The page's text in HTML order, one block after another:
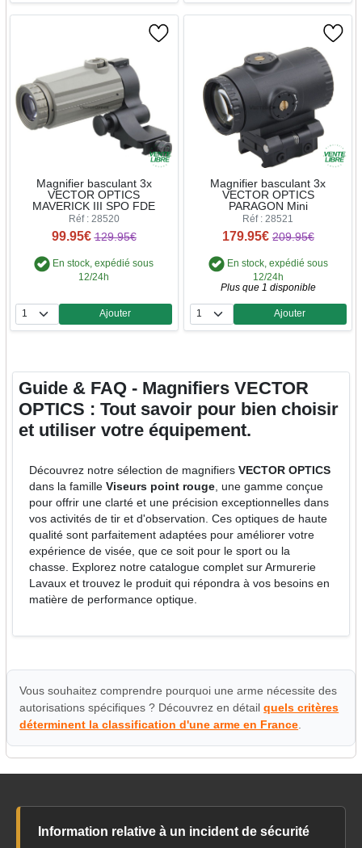
Magnifier basculant 3x
VECTOR OPTICS
MAVERICK III SPO FDE
Réf : 28520
99.95€ 129.95€
En stock, expédié sous
12/24h
Quantité
Ajouter
Magnifier basculant 3x
VECTOR OPTICS
PARAGON Mini
Réf : 28521
179.95€ 209.95€
En stock, expédié sous
12/24h
Plus que 1 disponible
Quantité
Ajouter
Guide & FAQ - Magnifiers VECTOR
OPTICS : Tout savoir pour bien choisir
et utiliser votre équipement.
Découvrez notre sélection de magnifiersVECTOR OPTICS
dans la familleViseurs point rouge, une gamme conçue
pour offrir une clarté et une précision exceptionnelles dans
vos activités de tir et d'observation. Ces optiques de haute
qualité sont parfaitement adaptées pour améliorer votre
expérience de visée, que ce soit pour le sport ou la
chasse. Explorez notre catalogue complet sur Armurerie
Lavaux et trouvez le produit qui répondra à vos besoins en
matière de performance optique.
Vous souhaitez comprendre pourquoi une arme nécessite des
autorisations spécifiques ? Découvrez en détailquels critères
déterminent la classification d'une arme en France.
Information relative à un incident de sécurité